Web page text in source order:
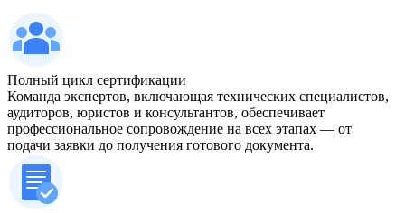
Полный цикл сертификации
Команда экспертов, включающая технических специалистов,
аудиторов, юристов и консультантов, обеспечивает
профессиональное сопровождение на всех этапах — от
подачи заявки до получения готового документа.